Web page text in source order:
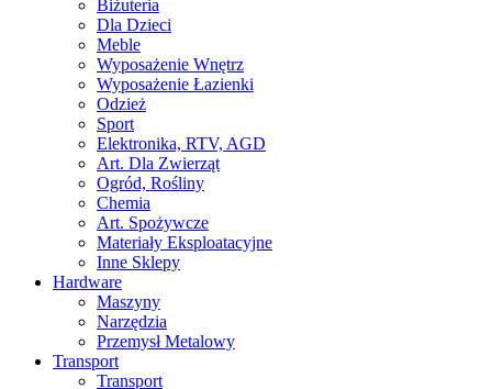
Biżuteria
Dla Dzieci
Meble
Wyposażenie Wnętrz
Wyposażenie Łazienki
Odzież
Sport
Elektronika, RTV, AGD
Art. Dla Zwierząt
Ogród, Rośliny
Chemia
Art. Spożywcze
Materiały Eksploatacyjne
Inne Sklepy
Hardware
Maszyny
Narzędzia
Przemysł Metalowy
Transport
Transport